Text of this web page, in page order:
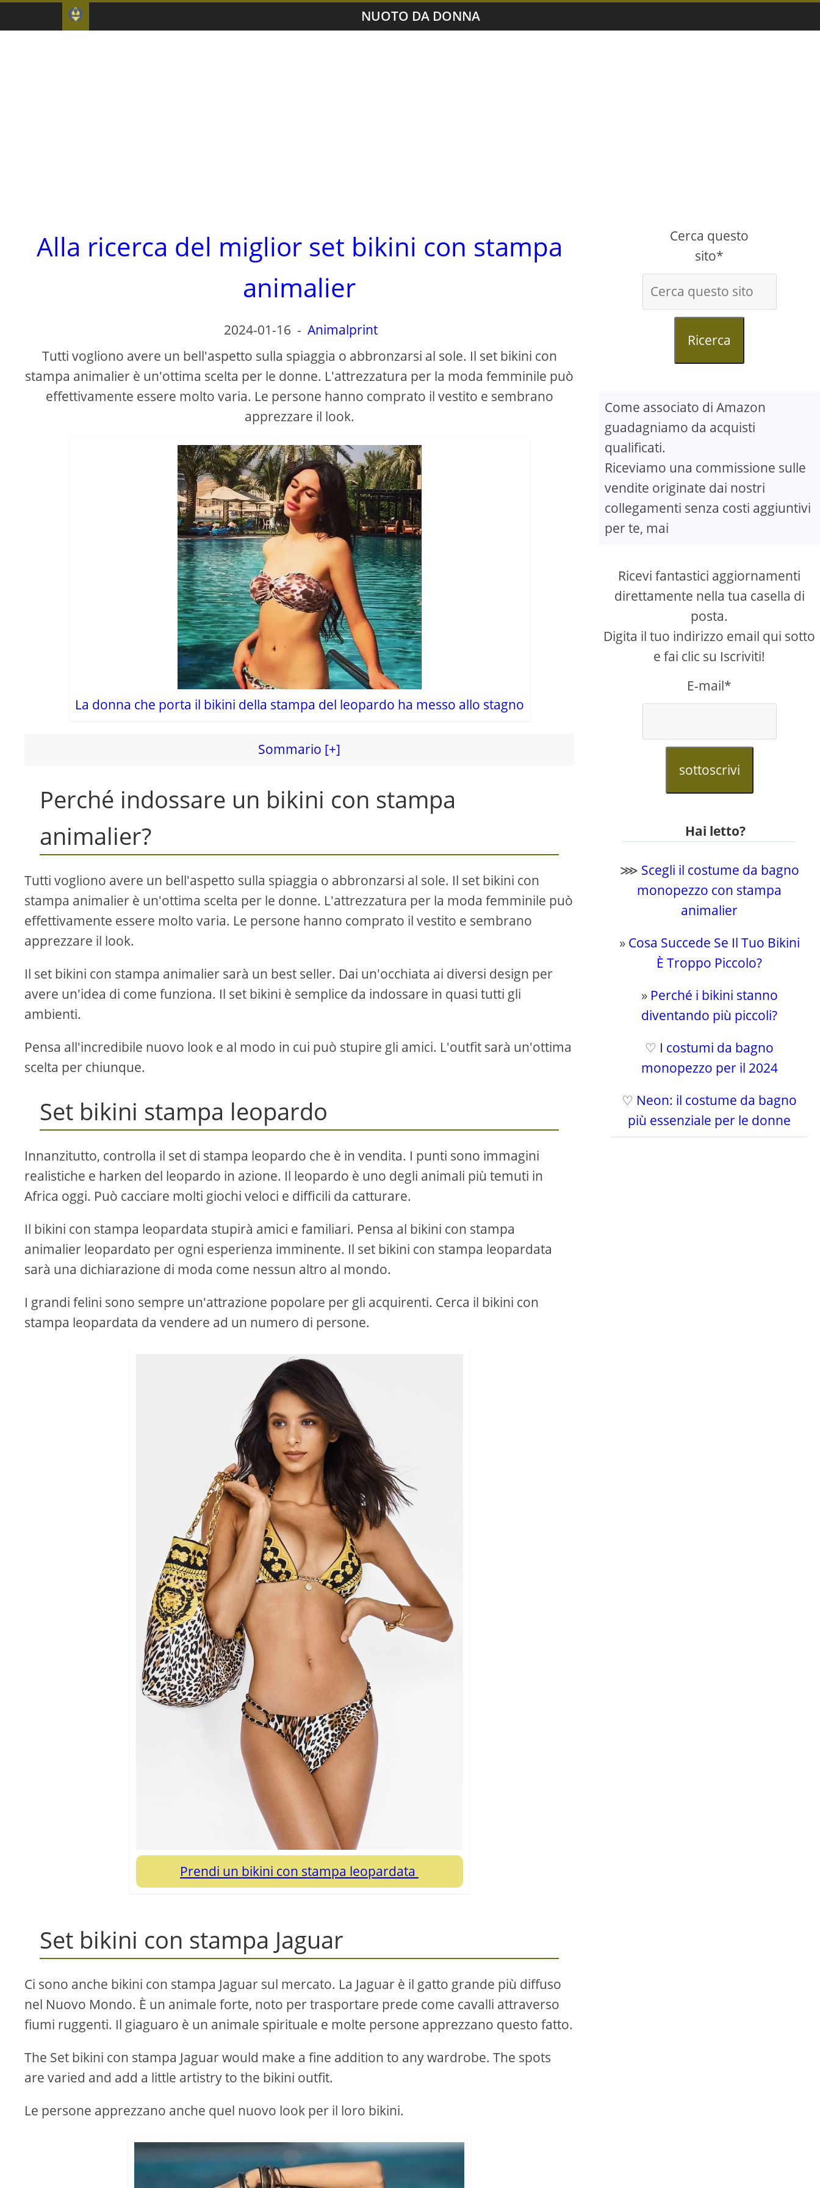
NUOTO DA DONNA
Alla ricerca del miglior set bikini con stampa
animalier
2024-01-16 -Animalprint
Tutti vogliono avere un bell'aspetto sulla spiaggia o abbronzarsi al sole. Il set bikini con
stampa animalier è un'ottima scelta per le donne. L'attrezzatura per la moda femminile può
effettivamente essere molto varia. Le persone hanno comprato il vestito e sembrano
apprezzare il look.
La donna che porta il bikini della stampa del leopardo ha messo allo stagno
Sommario [+]
Perché indossare un bikini con stampa
animalier?
Tutti vogliono avere un bell'aspetto sulla spiaggia o abbronzarsi al sole. Il set bikini con
stampa animalier è un'ottima scelta per le donne. L'attrezzatura per la moda femminile può
effettivamente essere molto varia. Le persone hanno comprato il vestito e sembrano
apprezzare il look.
Il set bikini con stampa animalier sarà un best seller. Dai un'occhiata ai diversi design per
avere un'idea di come funziona. Il set bikini è semplice da indossare in quasi tutti gli
ambienti.
Pensa all'incredibile nuovo look e al modo in cui può stupire gli amici. L'outfit sarà un'ottima
scelta per chiunque.
Set bikini stampa leopardo
Innanzitutto, controlla il set di stampa leopardo che è in vendita. I punti sono immagini
realistiche e harken del leopardo in azione. Il leopardo è uno degli animali più temuti in
Africa oggi. Può cacciare molti giochi veloci e difficili da catturare.
Il bikini con stampa leopardata stupirà amici e familiari. Pensa al bikini con stampa
animalier leopardato per ogni esperienza imminente. Il set bikini con stampa leopardata
sarà una dichiarazione di moda come nessun altro al mondo.
I grandi felini sono sempre un'attrazione popolare per gli acquirenti. Cerca il bikini con
stampa leopardata da vendere ad un numero di persone.
Prendi un bikini con stampa leopardata
Set bikini con stampa Jaguar
Ci sono anche bikini con stampa Jaguar sul mercato. La Jaguar è ​​il gatto grande più diffuso
nel Nuovo Mondo. È un animale forte, noto per trasportare prede come cavalli attraverso
fiumi ruggenti. Il giaguaro è un animale spirituale e molte persone apprezzano questo fatto.
The Set bikini con stampa Jaguar would make a fine addition to any wardrobe. The spots
are varied and add a little artistry to the bikini outfit.
Le persone apprezzano anche quel nuovo look per il loro bikini.
Cerca questo
sito*
Ricerca
Come associato di Amazon
guadagniamo da acquisti
qualificati.
Riceviamo una commissione sulle
vendite originate dai nostri
collegamenti senza costi aggiuntivi
per te, mai
Ricevi fantastici aggiornamenti
direttamente nella tua casella di
posta.
Digita il tuo indirizzo email qui sotto
e fai clic su Iscriviti!
E-mail*
sottoscrivi
Hai letto?
⋙ Scegli il costume da bagno
monopezzo con stampa
animalier
» Cosa Succede Se Il Tuo Bikini
È Troppo Piccolo?
» Perché i bikini stanno
diventando più piccoli?
♡ I costumi da bagno
monopezzo per il 2024
♡ Neon: il costume da bagno
più essenziale per le donne